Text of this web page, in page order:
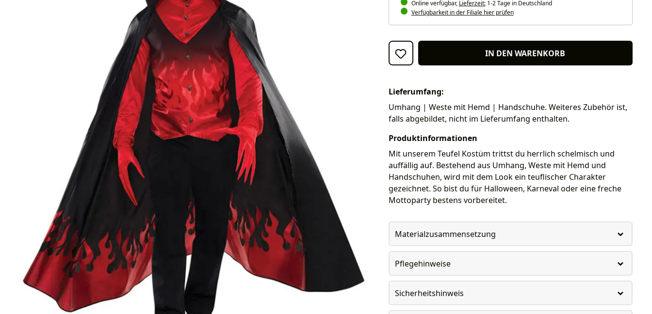
Online verfügbar, Lieferzeit:1-2 Tage in Deutschland
Verfügbarkeit in der Filiale hier prüfen
IN DEN WARENKORB
Lieferumfang:
Umhang | Weste mit Hemd | Handschuhe. Weiteres Zubehör ist,
falls abgebildet, nicht im Lieferumfang enthalten.
Produktinformationen
Mit unserem Teufel Kostüm trittst du herrlich schelmisch und
auffällig auf. Bestehend aus Umhang, Weste mit Hemd und
Handschuhen, wird mit dem Look ein teuflischer Charakter
gezeichnet. So bist du für Halloween, Karneval oder eine freche
Mottoparty bestens vorbereitet.
Materialzusammensetzung
Pflegehinweise
Sicherheitshinweis